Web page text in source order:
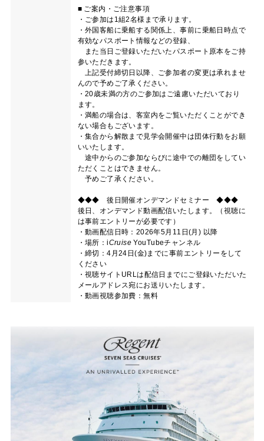
■ ご案内・ご注意事項
・ご参加は1組2名様まで承ります。
・外国客船に乗船する関係上、事前に乗船日時点で
有効なパスポート情報などの登録、
また当日ご登録いただいたパスポート原本をご持
参いただきます。
上記受付締切日以降、ご参加者の変更は承れませ
んので予めご了承ください。
・20歳未満の方のご参加はご遠慮いただいており
ます。
・満船の場合は、客室内をご覧いただくことができ
ない場合もございます。
・集合から解散まで見学会開催中は団体行動をお願
いいたします。
途中からのご参加ならびに途中での離団をしてい
ただくことはできません。
予めご了承ください。
◆◆◆ 後日開催オンデマンドセミナー ◆◆◆
後日、オンデマンド動画配信いたします。（視聴に
は事前エントリーが必要です）
・動画配信日時：2026年5月11日(月) 以降
・場所：iCruise YouTubeチャンネル
・締切：4月24日(金)までに事前エントリーをして
ください
・視聴サイトURLは配信日までにご登録いただいた
メールアドレス宛にお送りいたします。
・動画視聴参加費：無料